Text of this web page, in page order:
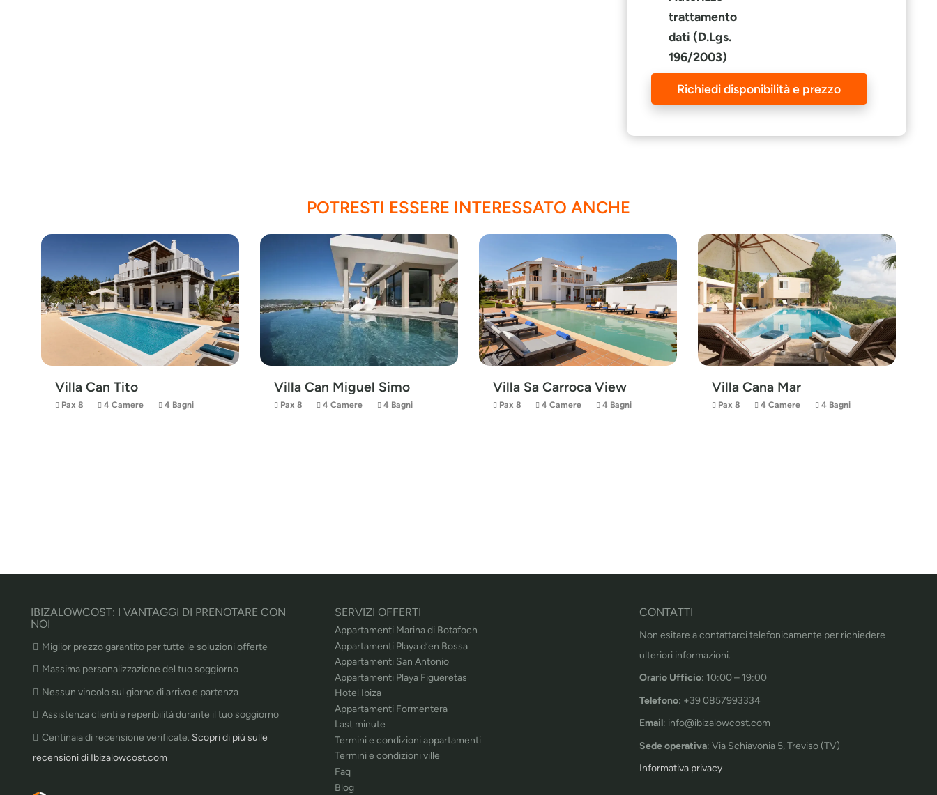
trattamento
dati (D.Lgs.
196/2003)
Richiedi disponibilità e prezzo
POTRESTI ESSERE INTERESSATO ANCHE
Villa Can Tito
Pax 8 4 Camere 4 Bagni
Villa Can Miguel Simo
Pax 8 4 Camere 4 Bagni
Villa Sa Carroca View
Pax 8 4 Camere 4 Bagni
Villa Cana Mar
Pax 8 4 Camere 4 Bagni
IBIZALOWCOST: I VANTAGGI DI PRENOTARE CON
NOI
Miglior prezzo garantito per tutte le soluzioni offerte
Massima personalizzazione del tuo soggiorno
Nessun vincolo sul giorno di arrivo e partenza
Assistenza clienti e reperibilità durante il tuo soggiorno
Centinaia di recensione verificate. Scopri di più sulle
recensioni di Ibizalowcost.com
SERVIZI OFFERTI
Appartamenti Marina di Botafoch
Appartamenti Playa d’en Bossa
Appartamenti San Antonio
Appartamenti Playa Figueretas
Hotel Ibiza
Appartamenti Formentera
Last minute
Termini e condizioni appartamenti
Termini e condizioni ville
Faq
Blog
CONTATTI
Non esitare a contattarci telefonicamente per richiedere
ulteriori informazioni.
Orario Ufficio: 10:00 – 19:00
Telefono: +39 0857993334
Email: info@ibizalowcost.com
Sede operativa: Via Schiavonia 5, Treviso (TV)
Informativa privacy